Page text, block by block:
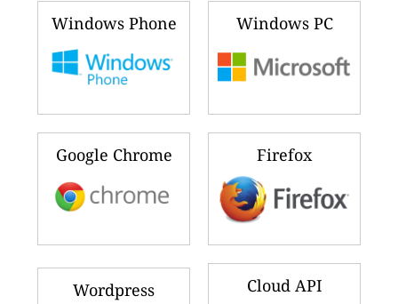
Windows Phone Windows PC
Google Chrome Firefox
Wordpress Cloud API